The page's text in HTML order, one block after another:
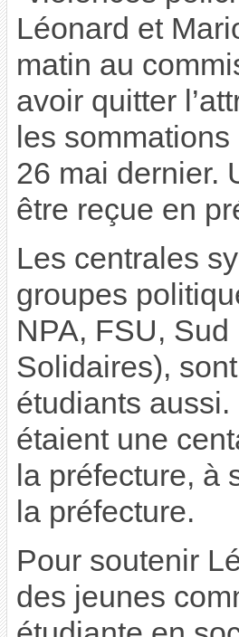
Léonard et
matin au
avoir quitter
les
26 mai dernier.
être reçue en
Les centrales
groupes
NPA, FSU,
Solidaires),
étudiants
étaient une
la préfecture, à
la préfecture.
Pour soutenir
des jeunes